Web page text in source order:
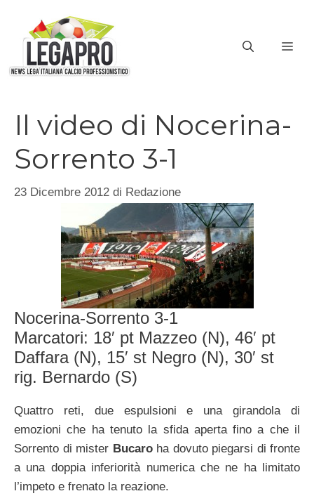
contenuto
Il video di Nocerina-
Sorrento 3-1
23 Dicembre 2012 di Redazione
Nocerina-Sorrento 3-1
Marcatori: 18′ pt Mazzeo (N), 46′ pt
Daffara (N), 15′ st Negro (N), 30′ st
rig. Bernardo (S)
Quattro reti, due espulsioni e una girandola di
emozioni che ha tenuto la sfida aperta fino a che il
Sorrento di mister Bucaroha dovuto piegarsi di fronte
a una doppia inferiorità numerica che ne ha limitato
l’impeto e frenato la reazione.